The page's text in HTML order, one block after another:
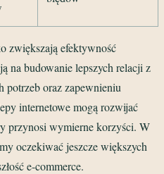
zwiększają efektywność
na budowanie lepszych relacji z
oraz zapewnieniu
internetowe mogą rozwijać
przynosi wymierne korzyści. W
oczekiwać jeszcze większych
e-commerce.